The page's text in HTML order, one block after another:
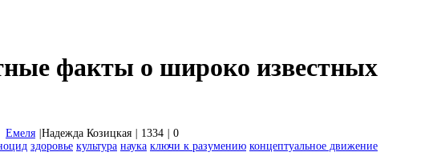
факты о широко известных
Емеля Надежда Козицкая 1334
0
здоровье культура наука ключи к разумению концептуальное движение